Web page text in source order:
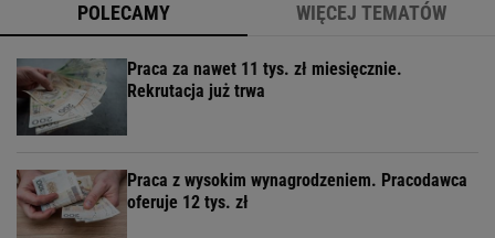
POLECAMY WIĘCEJ TEMATÓW
Praca za nawet 11 tys. zł miesięcznie.
Rekrutacja już trwa
Praca z wysokim wynagrodzeniem. Pracodawca
oferuje 12 tys. zł